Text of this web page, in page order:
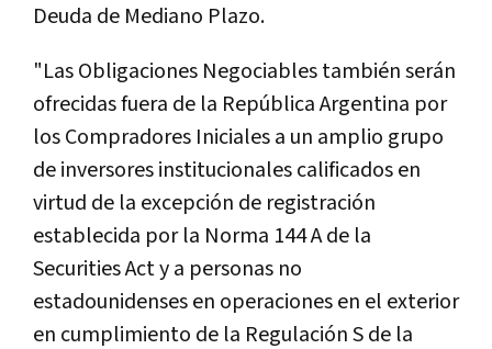
Deuda de Mediano Plazo.
"Las Obligaciones Negociables también serán
ofrecidas fuera de la República Argentina por
los Compradores Iniciales a un amplio grupo
de inversores institucionales calificados en
virtud de la excepción de registración
establecida por la Norma 144 A de la
Securities Act y a personas no
estadounidenses en operaciones en el exterior
en cumplimiento de la Regulación S de la